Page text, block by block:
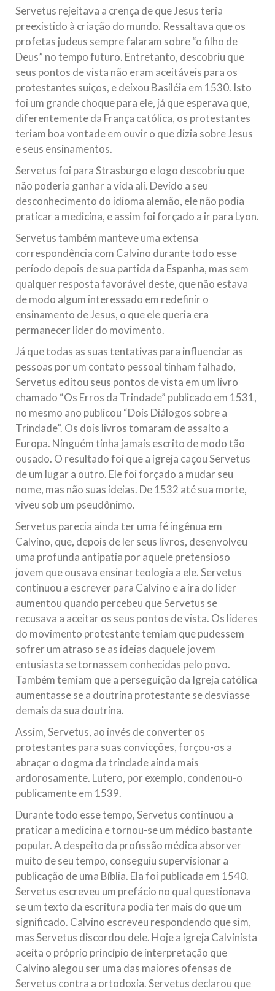
Servetus rejeitava a crença de que Jesus teria
preexistido à criação do mundo. Ressaltava que os
profetas judeus sempre falaram sobre “o filho de
Deus” no tempo futuro. Entretanto, descobriu que
seus pontos de vista não eram aceitáveis para os
protestantes suiços, e deixou Basiléia em 1530. Isto
foi um grande choque para ele, já que esperava que,
diferentemente da França católica, os protestantes
teriam boa vontade em ouvir o que dizia sobre Jesus
e seus ensinamentos.
Servetus foi para Strasburgo e logo descobriu que
não poderia ganhar a vida ali. Devido a seu
desconhecimento do idioma alemão, ele não podia
praticar a medicina, e assim foi forçado a ir para Lyon.
Servetus também manteve uma extensa
correspondência com Calvino durante todo esse
período depois de sua partida da Espanha, mas sem
qualquer resposta favorável deste, que não estava
de modo algum interessado em redefinir o
ensinamento de Jesus, o que ele queria era
permanecer líder do movimento.
Já que todas as suas tentativas para influenciar as
pessoas por um contato pessoal tinham falhado,
Servetus editou seus pontos de vista em um livro
chamado “Os Erros da Trindade” publicado em 1531,
no mesmo ano publicou “Dois Diálogos sobre a
Trindade”. Os dois livros tomaram de assalto a
Europa. Ninguém tinha jamais escrito de modo tão
ousado. O resultado foi que a igreja caçou Servetus
de um lugar a outro. Ele foi forçado a mudar seu
nome, mas não suas ideias. De 1532 até sua morte,
viveu sob um pseudônimo.
Servetus parecia ainda ter uma fé ingênua em
Calvino, que, depois de ler seus livros, desenvolveu
uma profunda antipatia por aquele pretensioso
jovem que ousava ensinar teologia a ele. Servetus
continuou a escrever para Calvino e a ira do líder
aumentou quando percebeu que Servetus se
recusava a aceitar os seus pontos de vista. Os líderes
do movimento protestante temiam que pudessem
sofrer um atraso se as ideias daquele jovem
entusiasta se tornassem conhecidas pelo povo.
Também temiam que a perseguição da Igreja católica
aumentasse se a doutrina protestante se desviasse
demais da sua doutrina.
Assim, Servetus, ao invés de converter os
protestantes para suas convicções, forçou-os a
abraçar o dogma da trindade ainda mais
ardorosamente. Lutero, por exemplo, condenou-o
publicamente em 1539.
Durante todo esse tempo, Servetus continuou a
praticar a medicina e tornou-se um médico bastante
popular. A despeito da profissão médica absorver
muito de seu tempo, conseguiu supervisionar a
publicação de uma Bíblia. Ela foi publicada em 1540.
Servetus escreveu um prefácio no qual questionava
se um texto da escritura podia ter mais do que um
significado. Calvino escreveu respondendo que sim,
mas Servetus discordou dele. Hoje a igreja Calvinista
aceita o próprio princípio de interpretação que
Calvino alegou ser uma das maiores ofensas de
Servetus contra a ortodoxia. Servetus declarou que